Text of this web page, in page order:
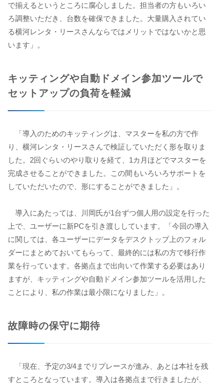
で揃えるというところに腐心しました。担当者の方もいろい
ろ調整いただき、台数を確保できました。大量購入されてい
る横河レンタ・リースさんならではメリットではないかと思
います」。
キッティングや自動ドメイン参加ツールで
セットアップの負荷を軽減
「導入のためのキッティングは、マスターを私の方で作
り、横河レンタ・リースさんで検証していただく形を取りま
した。2回ぐらいのやり取りを経て、1カ月ほどでマスターを
完成させることができました。この間もいろいろサポートを
していただいたので、形にすることができました」。
導入にあたっては、川岡氏が1台ずつ個人用の設定を行った
上で、ユーザーに新PCを引き渡ししています。「今回の導入
に関しては、各ユーザーにデータをデスクトップ上のフォル
ダーにまとめておいてもらって、最終的には私の方で移行作
業を行っています。各拠点まで出向いて作業する必要はあり
ますが、キッティングや自動ドメイン参加ツールを活用した
ことにより、私の作業は最小限になりました」。
故障時の保守に期待
「現在、予定の3/4までリプレースが進み、あとは本社を残
すところとなっています。導入は各拠点まで行きましたが、